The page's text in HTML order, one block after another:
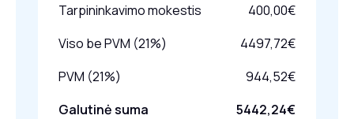
Tarpininkavimo mokestis
400,00€
Viso be PVM (21%)
4497,72€
PVM (21%)
944,52€
Galutinė suma
5442,24€